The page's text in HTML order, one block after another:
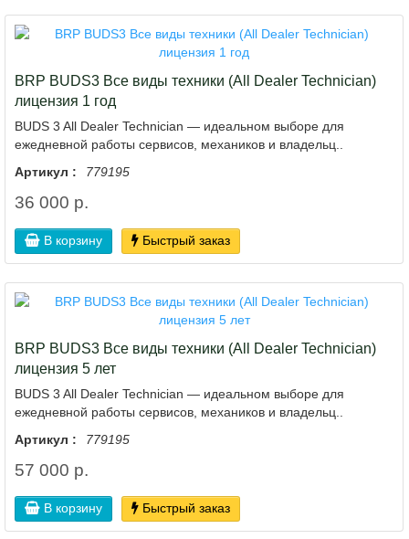
BRP BUDS3 Все виды техники (All Dealer Technician)
лицензия 1 год
BUDS 3 All Dealer Technician — идеальном выборе для
ежедневной работы сервисов, механиков и владельц..
Артикул :
779195
36 000 р.
В корзину Быстрый заказ
BRP BUDS3 Все виды техники (All Dealer Technician)
лицензия 5 лет
BUDS 3 All Dealer Technician — идеальном выборе для
ежедневной работы сервисов, механиков и владельц..
Артикул :
779195
57 000 р.
В корзину Быстрый заказ